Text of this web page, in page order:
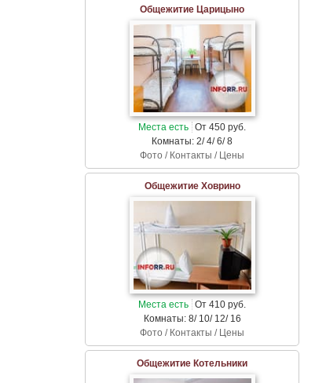
Общежитие Царицыно
Места есть От 450 руб.
Комнаты: 2/ 4/ 6/ 8
Фото / Контакты / Цены
Общежитие Ховрино
Места есть От 410 руб.
Комнаты: 8/ 10/ 12/ 16
Фото / Контакты / Цены
Общежитие Котельники